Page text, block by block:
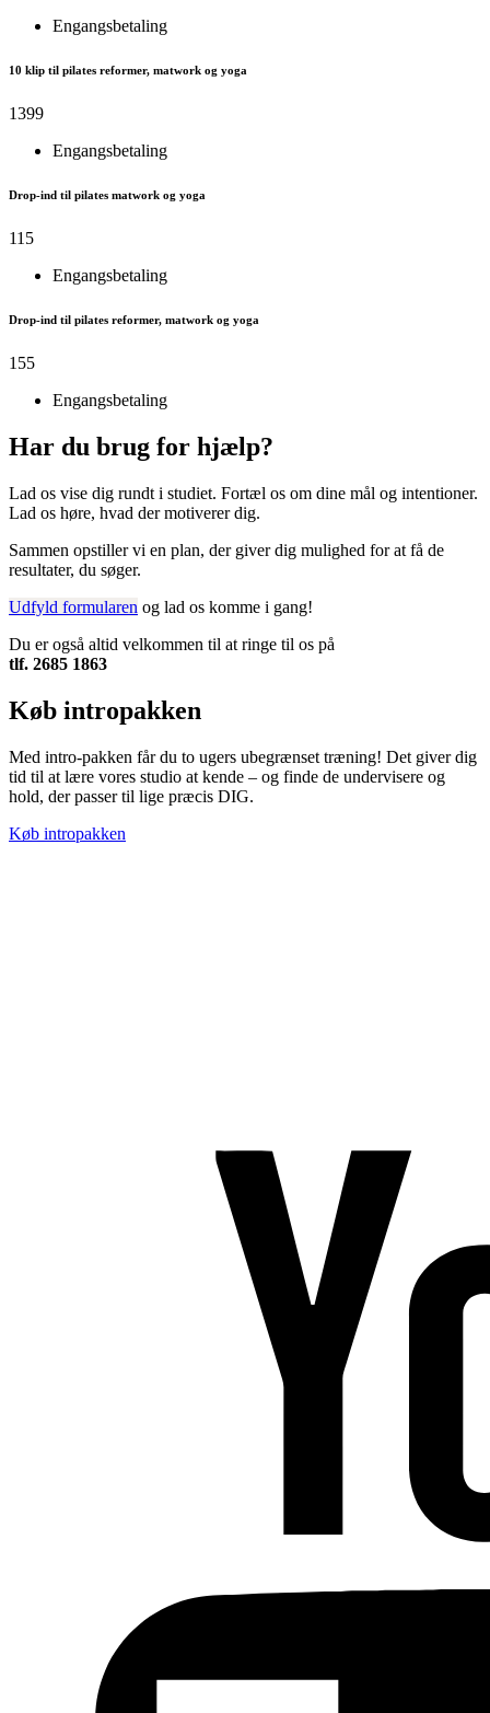
Engangsbetaling
10 klip til pilates reformer, matwork og yoga
1399
Engangsbetaling
Drop-ind til pilates matwork og yoga
115
Engangsbetaling
Drop-ind til pilates reformer, matwork og yoga
155
Engangsbetaling
Har du brug for hjælp?
Lad os vise dig rundt i studiet. Fortæl os om dine mål og intentioner.
Lad os høre, hvad der motiverer dig.
Sammen opstiller vi en plan, der giver dig mulighed for at få de
resultater, du søger.
Udfyld formularen og lad os komme i gang!
Du er også altid velkommen til at ringe til os på
tlf. 2685 1863
Køb intropakken
Med intro-pakken får du to ugers ubegrænset træning! Det giver dig
tid til at lære vores studio at kende – og finde de undervisere og
hold, der passer til lige præcis DIG.
Køb intropakken